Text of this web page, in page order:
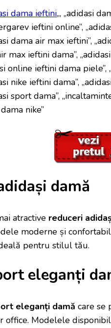
dama ieftini„, „adidasi
ieftini online”,
dama air max ieftini”,
max ieftini dama”,
online ieftini dama piele”,
nike ieftini dama”,
sport dama”,
nike”
damă
atractive reduceri
moderne și
pentru stilul tău.
eleganți
eleganți damă care se
office. Modelele